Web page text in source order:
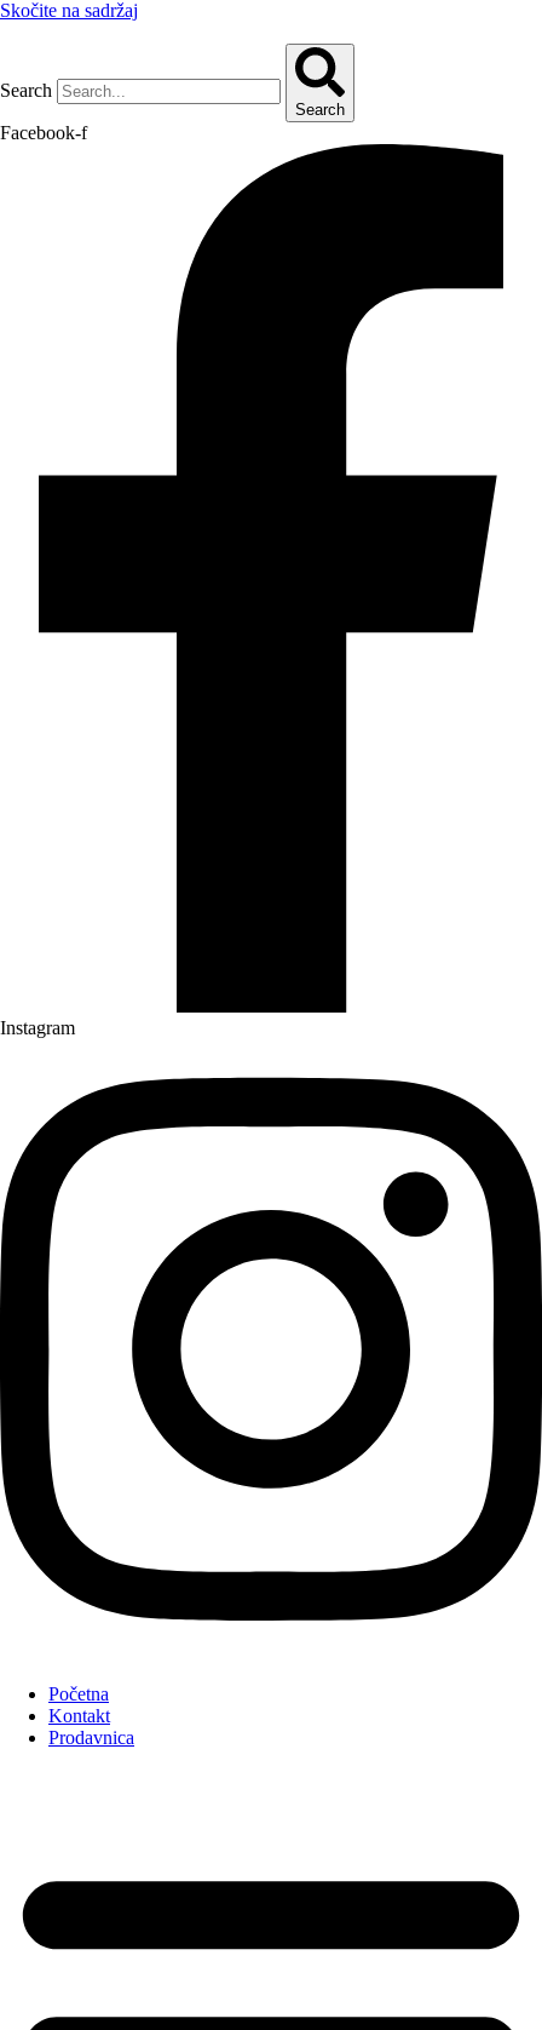
Skočite na sadržaj
Search
Search
Facebook-f
Instagram
Početna
Kontakt
Prodavnica